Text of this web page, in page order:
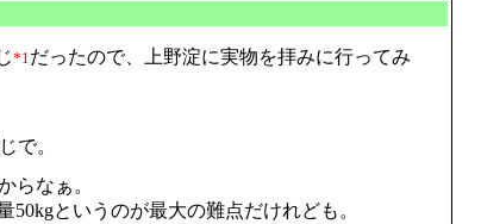
*1 だったので、上野淀に実物を拝みに行ってみ
で。
らなぁ。
というのが最大の難点だけれども。